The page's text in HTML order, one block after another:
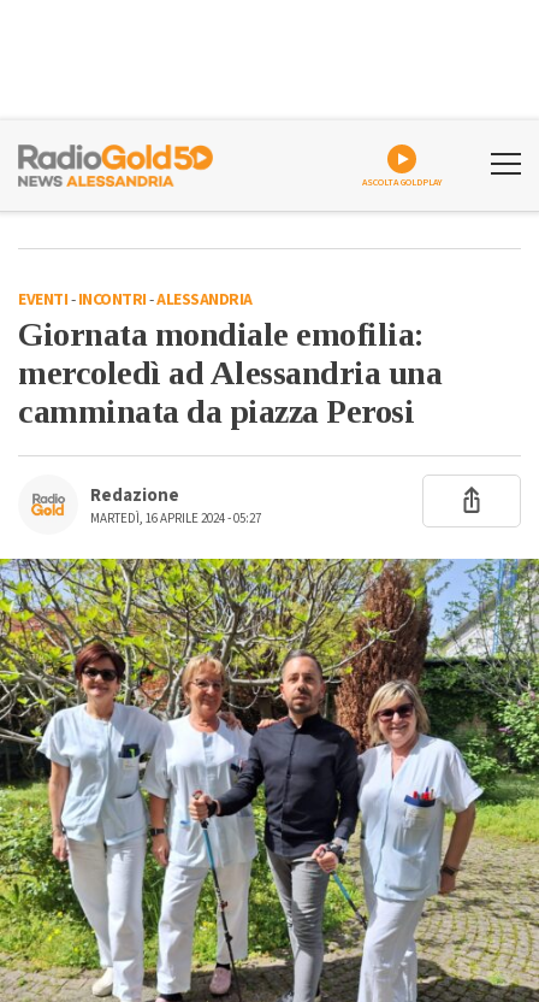
ASCOLTA GOLDPLAY
EVENTI-INCONTRI-ALESSANDRIA
Giornata mondiale emofilia:
mercoledì ad Alessandria una
camminata da piazza Perosi
Redazione
MARTEDÌ, 16 APRILE 2024 - 05:27